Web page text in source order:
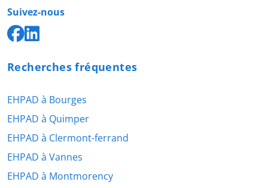
Suivez-nous
Recherches fréquentes
EHPAD à Bourges
EHPAD à Quimper
EHPAD à Clermont-ferrand
EHPAD à Vannes
EHPAD à Montmorency